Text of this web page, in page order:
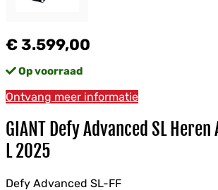
€ 3.599,00
Op voorraad
Ontvang meer informatie
GIANT Defy Advanced SL
L 2025
Defy Advanced SL-FF